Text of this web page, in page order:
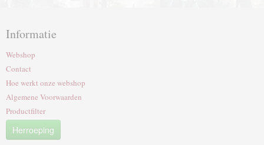
Informatie
Webshop
Contact
Hoe werkt onze webshop
Algemene Voorwaarden
Productfilter
Herroeping